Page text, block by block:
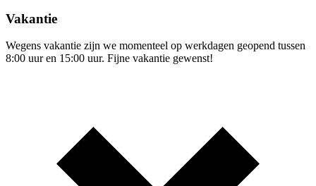
Vakantie
Wegens vakantie zijn we momenteel op werkdagen geopend tussen
8:00 uur en 15:00 uur. Fijne vakantie gewenst!